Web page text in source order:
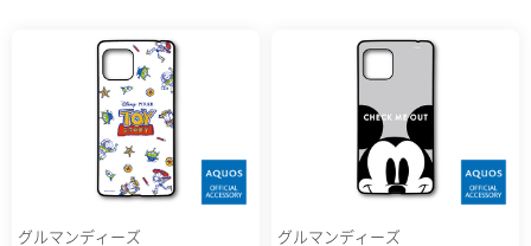
グルマンディーズ
グルマンディーズ